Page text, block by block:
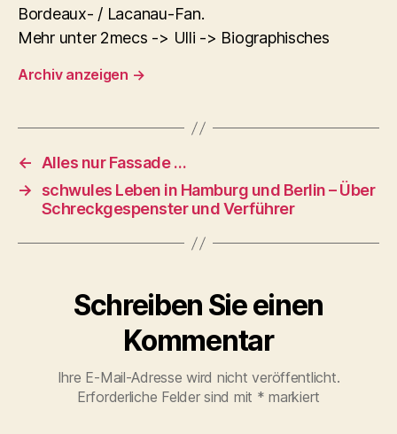
Bordeaux- / Lacanau-Fan.
Mehr unter 2mecs -> Ulli -> Biographisches
Archiv anzeigen →
←
Alles nur Fassade …
→
schwules Leben in Hamburg und Berlin – Über
Schreckgespenster und Verführer
Schreiben Sie einen
Kommentar
Ihre E-Mail-Adresse wird nicht veröffentlicht.
Erforderliche Felder sind mit * markiert